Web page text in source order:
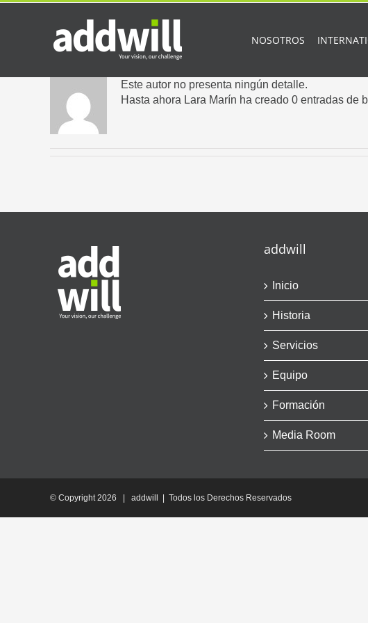
Saltar
NOSOTROS
Este autor no presenta ningún detalle.
Hasta ahora Lara Marín ha creado 0 entradas de
addwill
Inicio
Historia
Servicios
Equipo
Formación
Media Room
© Copyright2026 | addwill | Todos los Derechos Reservados